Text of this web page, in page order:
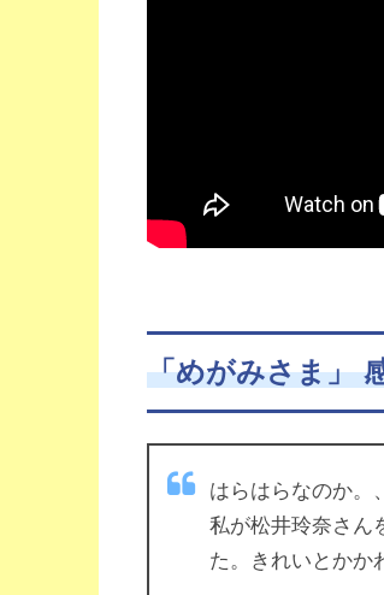
「めがみさま」
はらはらなのか。
私が松井玲奈さん
た。きれいとかか